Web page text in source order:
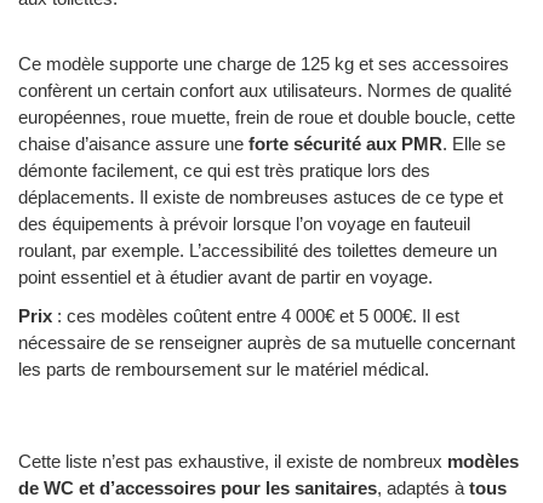
Ce modèle supporte une charge de 125 kg et ses accessoires
confèrent un certain confort aux utilisateurs. Normes de qualité
européennes, roue muette, frein de roue et double boucle, cette
chaise d’aisance assure une forte sécurité aux PMR. Elle se
démonte facilement, ce qui est très pratique lors des
déplacements. Il existe de nombreuses astuces de ce type et
des équipements à prévoir lorsque l’on voyage en fauteuil
roulant, par exemple. L’accessibilité des toilettes demeure un
point essentiel et à étudier avant de partir en voyage.
Prix : ces modèles coûtent entre 4 000€ et 5 000€. Il est
nécessaire de se renseigner auprès de sa mutuelle concernant
les parts de remboursement sur le matériel médical.
Cette liste n’est pas exhaustive, il existe de nombreux modèles
de WC et d’accessoires pour les sanitaires, adaptés à tous